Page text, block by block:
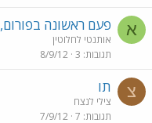
א פעם ראשונה בפורום,
אותנטי לחלוטין
תגובות 3
8/9/12
צ תו
צילי לנצח
תגובות 7
7/9/12